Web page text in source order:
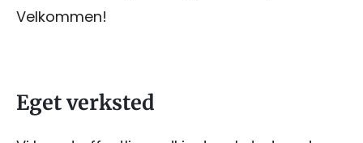
Velkommen!
Eget verksted